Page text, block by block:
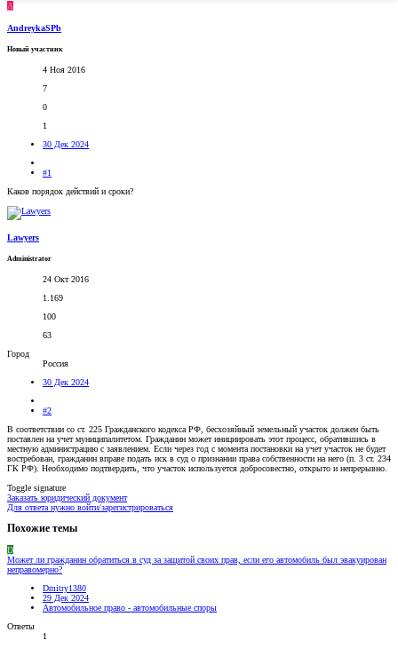
A
AndreykaSPb
Новый участник
4 Ноя 2016
7
0
1
30 Дек 2024
#1
Каков порядок действий и сроки?
Lawyers
Administrator
24 Окт 2016
1.169
100
63
Город
Россия
30 Дек 2024
#2
В соответствии со ст. 225 Гражданского кодекса РФ, бесхозяйный земельный участок должен быть
поставлен на учет муниципалитетом. Гражданин может инициировать этот процесс, обратившись в
местную администрацию с заявлением. Если через год с момента постановки на учет участок не будет
востребован, гражданин вправе подать иск в суд о признании права собственности на него (п. 3 ст. 234
ГК РФ). Необходимо подтвердить, что участок используется добросовестно, открыто и непрерывно.
Toggle signature
Заказать юридический документ
Для ответа нужно войти/зарегистрироваться
Похожие темы
D
Может ли гражданин обратиться в суд за защитой своих прав, если его автомобиль был эвакуирован
неправомерно?
Dmitry1380
29 Дек 2024
Автомобильное право - автомобильные споры
Ответы
1